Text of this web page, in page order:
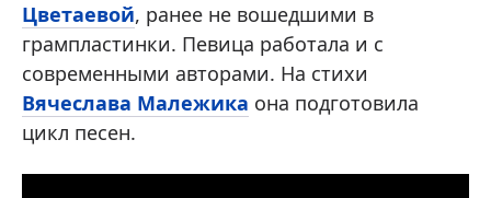
Цветаевой, ранее не вошедшими в
грампластинки. Певица работала и с
современными авторами. На стихи
Вячеслава Малежика она подготовила
цикл песен.